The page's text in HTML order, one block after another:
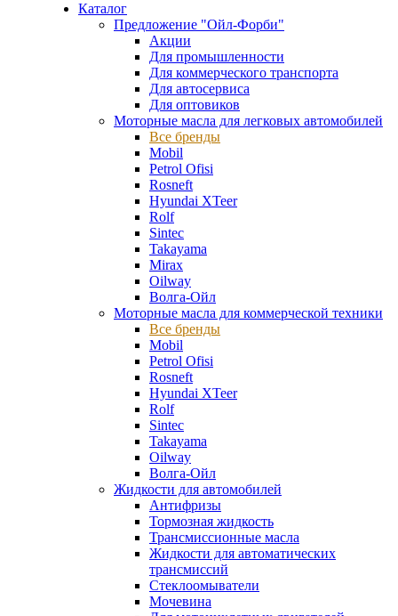
Каталог
Предложение "Ойл-Форби"
Акции
Для промышленности
Для коммерческого транспорта
Для автосервиса
Для оптовиков
Моторные масла для легковых автомобилей
Все бренды
Mobil
Petrol Ofisi
Rosneft
Hyundai XTeer
Rolf
Sintec
Takayama
Mirax
Oilway
Волга-Ойл
Моторные масла для коммерческой техники
Все бренды
Mobil
Petrol Ofisi
Rosneft
Hyundai XTeer
Rolf
Sintec
Takayama
Oilway
Волга-Ойл
Жидкости для автомобилей
Антифризы
Тормозная жидкость
Трансмиссионные масла
Жидкости для автоматических
трансмиссий
Стеклоомыватели
Мочевина